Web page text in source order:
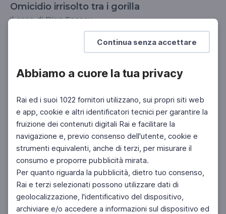
Continua senza accettare
Abbiamo a cuore la tua privacy
Rai ed i suoi 1022 fornitori utilizzano, sui propri siti web
e app, cookie e altri identificatori tecnici per garantire la
fruizione dei contenuti digitali Rai e facilitare la
navigazione e, previo consenso dell'utente, cookie e
strumenti equivalenti, anche di terzi, per misurare il
consumo e proporre pubblicità mirata.
Per quanto riguarda la pubblicità, dietro tuo consenso,
Rai e terzi selezionati possono utilizzare dati di
geolocalizzazione, l'identificativo del dispositivo,
archiviare e/o accedere a informazioni sul dispositivo ed
Omicidio irrisolto tra i gorilla
il caso di Dian Fossey